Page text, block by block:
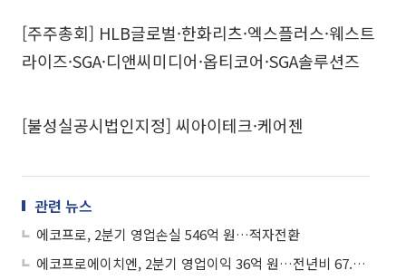
[주주총회] HLB글로벌·한화리츠·엑스플러스·웨스트
라이즈·SGA·디앤씨미디어·옵티코어·SGA솔루션즈
[불성실공시법인지정] 씨아이테크·케어젠
관련 뉴스
에코프로, 2분기 영업손실 546억 원…적자전환
에코프로에이치엔, 2분기 영업이익 36억 원…전년비 67.9%↓